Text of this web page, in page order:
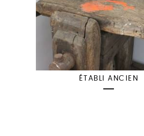
ÉTABLI ANCIEN